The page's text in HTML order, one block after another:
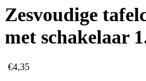
Zesvoudige
met schakelaar
€4,35